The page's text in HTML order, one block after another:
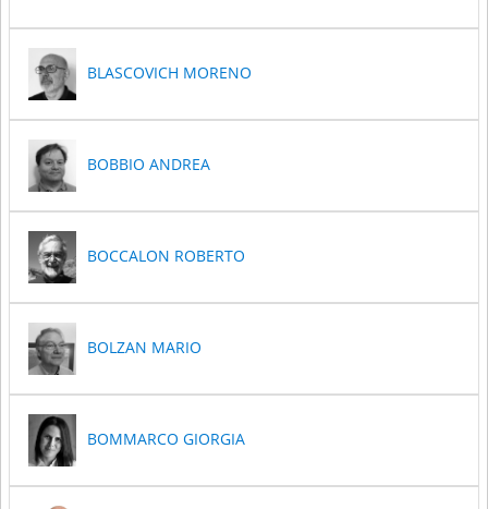
BLASCOVICH MORENO
BOBBIO ANDREA
BOCCALON ROBERTO
BOLZAN MARIO
BOMMARCO GIORGIA